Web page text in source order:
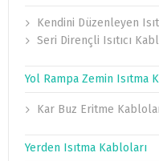
Kendini Düzenleyen
Seri Dirençli Isıtıcı
Yol Rampa Zemin Isıtma
Kar Buz Eritme
Yerden Isıtma Kabloları